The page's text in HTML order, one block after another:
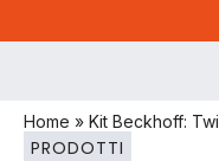
Home » Kit Beckhoff:
PRODOTTI